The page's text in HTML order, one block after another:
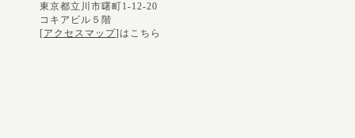
東京都立川市曙町1-12-20
コキアビル５階
[アクセスマップ]はこちら